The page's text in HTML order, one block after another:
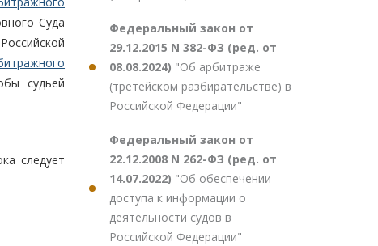
Суда
судьей
следует
Федеральный закон от
29.12.2015 N 382-ФЗ (ред. от
08.08.2024) "Об арбитраже
(третейском разбирательстве) в
Российской Федерации"
Федеральный закон от
22.12.2008 N 262-ФЗ (ред. от
14.07.2022) "Об обеспечении
доступа к информации о
деятельности судов в
Российской Федерации"